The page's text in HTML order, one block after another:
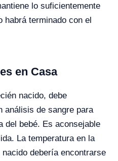
lo suficientemente
habrá terminado con el
en Casa
nacido, debe
análisis de sangre para
del bebé. Es aconsejable
La temperatura en la
debería encontrarse